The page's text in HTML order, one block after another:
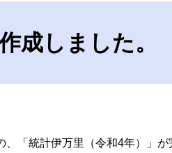
成しました。
、「統計伊万里（令和4年）」